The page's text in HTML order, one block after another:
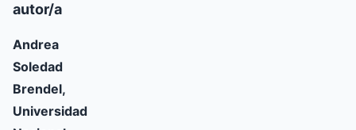
autor/a
Andrea
Soledad
Brendel,
Universidad